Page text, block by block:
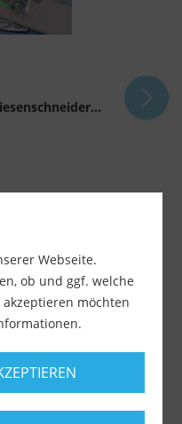
FÜR
Webseite.
ob und ggf. welche
akzeptieren möchten